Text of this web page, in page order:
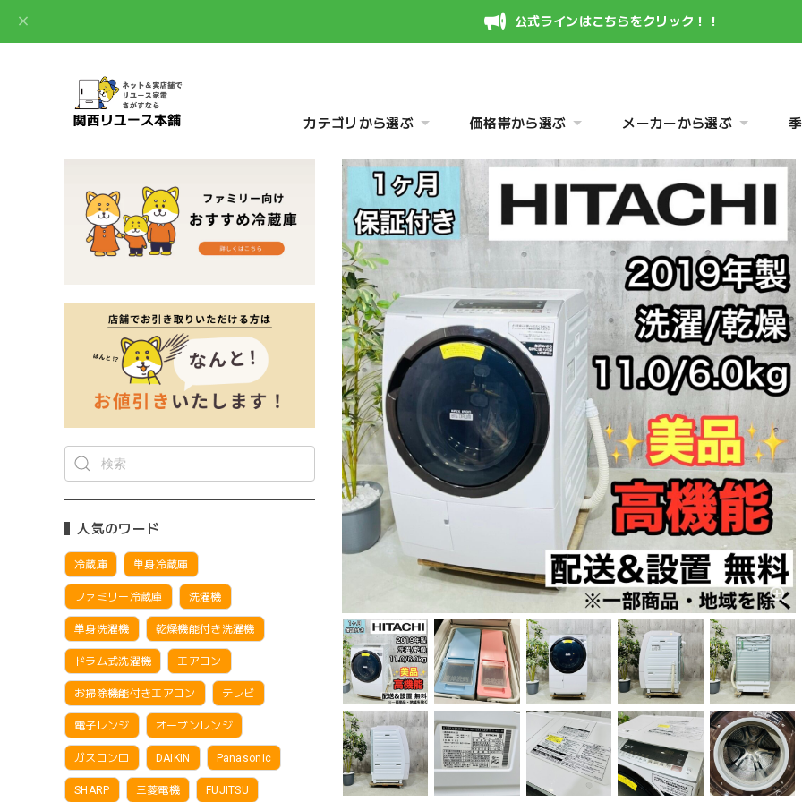
公式ラインはこちらをクリック！！
カテゴリから選ぶ 価格帯から選ぶ メーカーから選ぶ
人気のワード
冷蔵庫 単身冷蔵庫
ファミリー冷蔵庫 洗濯機
単身洗濯機 乾燥機能付き洗濯機
ドラム式洗濯機 エアコン
お掃除機能付きエアコン テレビ
電子レンジ オーブンレンジ
ガスコンロ DAIKIN Panasonic
SHARP 三菱電機 FUJITSU